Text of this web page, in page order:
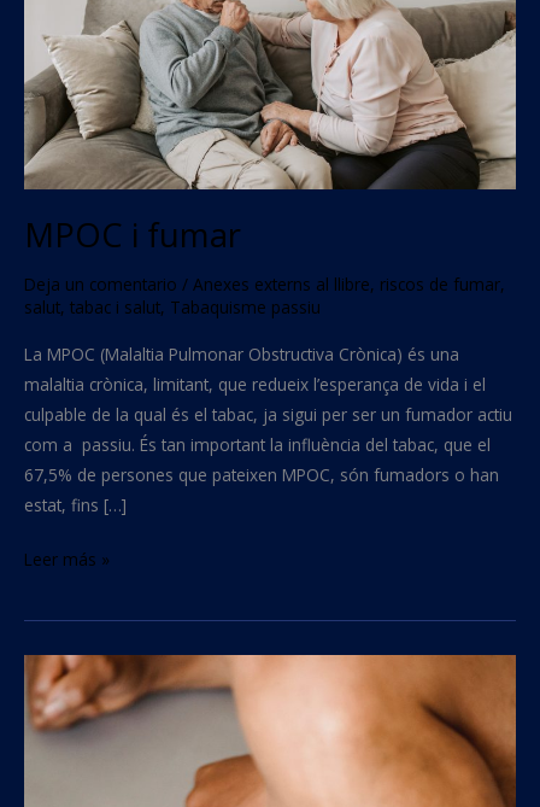
MPOC i fumar
Deja un comentario / Anexes externs al llibre, riscos de fumar,
salut, tabac i salut, Tabaquisme passiu
La MPOC (Malaltia Pulmonar Obstructiva Crònica) és una
malaltia crònica, limitant, que redueix l’esperança de vida i el
culpable de la qual és el tabac, ja sigui per ser un fumador actiu
com a passiu. És tan important la influència del tabac, que el
67,5% de persones que pateixen MPOC, són fumadors o han
estat, fins […]
Leer más »
Tabac
cicatrització